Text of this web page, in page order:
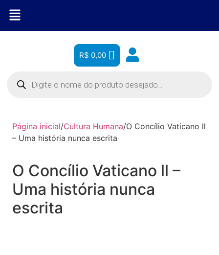
R$ 0,00
Página inicial/Cultura Humana/O Concílio Vaticano ll
– Uma história nunca escrita
O Concílio Vaticano ll –
Uma história nunca
escrita